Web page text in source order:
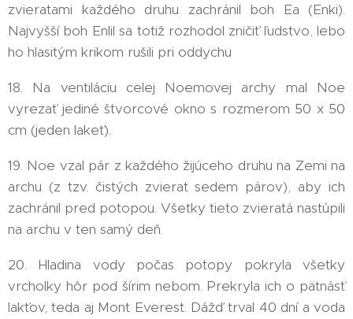
zvieratami každého druhu zachránil boh Ea (Enki).
Najvyšší boh Enlil sa totiž rozhodol zničiť ľudstvo, lebo
ho hlasitým krikom rušili pri oddychu
18. Na ventiláciu celej Noemovej archy mal Noe
vyrezať jediné štvorcové okno s rozmerom 50 x 50
cm (jeden lakeť).
19. Noe vzal pár z každého žijúceho druhu na Zemi na
archu (z tzv. čistých zvierat sedem párov), aby ich
zachránil pred potopou. Všetky tieto zvieratá nastúpili
na archu v ten samý deň.
20. Hladina vody počas potopy pokryla všetky
vrcholky hôr pod šírim nebom. Prekryla ich o pätnásť
lakťov, teda aj Mont Everest. Dážď trval 40 dní a voda